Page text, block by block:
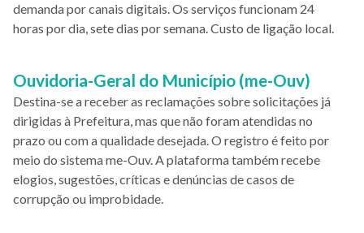
demanda por canais digitais. Os serviços funcionam 24
horas por dia, sete dias por semana. Custo de ligação local.
Ouvidoria-Geral do Município (me-Ouv)
Destina-se a receber as reclamações sobre solicitações já
dirigidas à Prefeitura, mas que não foram atendidas no
prazo ou com a qualidade desejada. O registro é feito por
meio do sistema me-Ouv. A plataforma também recebe
elogios, sugestões, críticas e denúncias de casos de
corrupção ou improbidade.